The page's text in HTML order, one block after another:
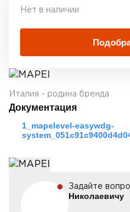
Италия - родина бренда
Документация
1_mapelevel-easywdg-
Нет в наличии
Задайте
Николаевичу